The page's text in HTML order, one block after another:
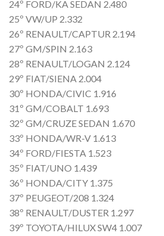
24º FORD/KA SEDAN 2.480
25º VW/UP 2.332
26º RENAULT/CAPTUR 2.194
27º GM/SPIN 2.163
28º RENAULT/LOGAN 2.124
29º FIAT/SIENA 2.004
30º HONDA/CIVIC 1.916
31º GM/COBALT 1.693
32º GM/CRUZE SEDAN 1.670
33º HONDA/WR-V 1.613
34º FORD/FIESTA 1.523
35º FIAT/UNO 1.439
36º HONDA/CITY 1.375
37º PEUGEOT/208 1.324
38º RENAULT/DUSTER 1.297
39º TOYOTA/HILUX SW4 1.007